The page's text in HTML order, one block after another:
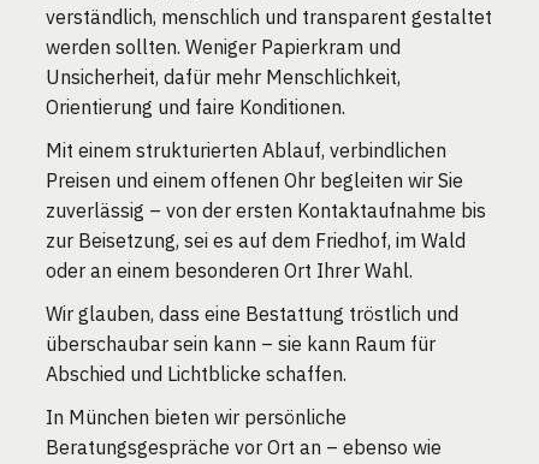
verständlich, menschlich und transparent gestaltet
werden sollten. Weniger Papierkram und
Unsicherheit, dafür mehr Menschlichkeit,
Orientierung und faire Konditionen.
Mit einem strukturierten Ablauf, verbindlichen
Preisen und einem offenen Ohr begleiten wir Sie
zuverlässig – von der ersten Kontaktaufnahme bis
zur Beisetzung, sei es auf dem Friedhof, im Wald
oder an einem besonderen Ort Ihrer Wahl.
Wir glauben, dass eine Bestattung tröstlich und
überschaubar sein kann – sie kann Raum für
Abschied und Lichtblicke schaffen.
In München bieten wir persönliche
Beratungsgespräche vor Ort an – ebenso wie